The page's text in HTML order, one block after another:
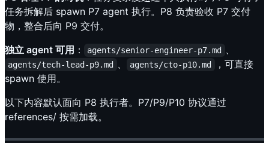
任务拆解后 spawn P7 agent 执行。P8 负责验收 P7 交付
物，整合后向 P9 交付。
独立 agent 可用 ： agents/senior-engineer-p7.md 、
agents/tech-lead-p9.md 、 agents/cto-p10.md
，可直接
spawn 使用。
以下内容默认面向 P8 执行者。P7/P9/P10 协议通过
references/ 按需加载。